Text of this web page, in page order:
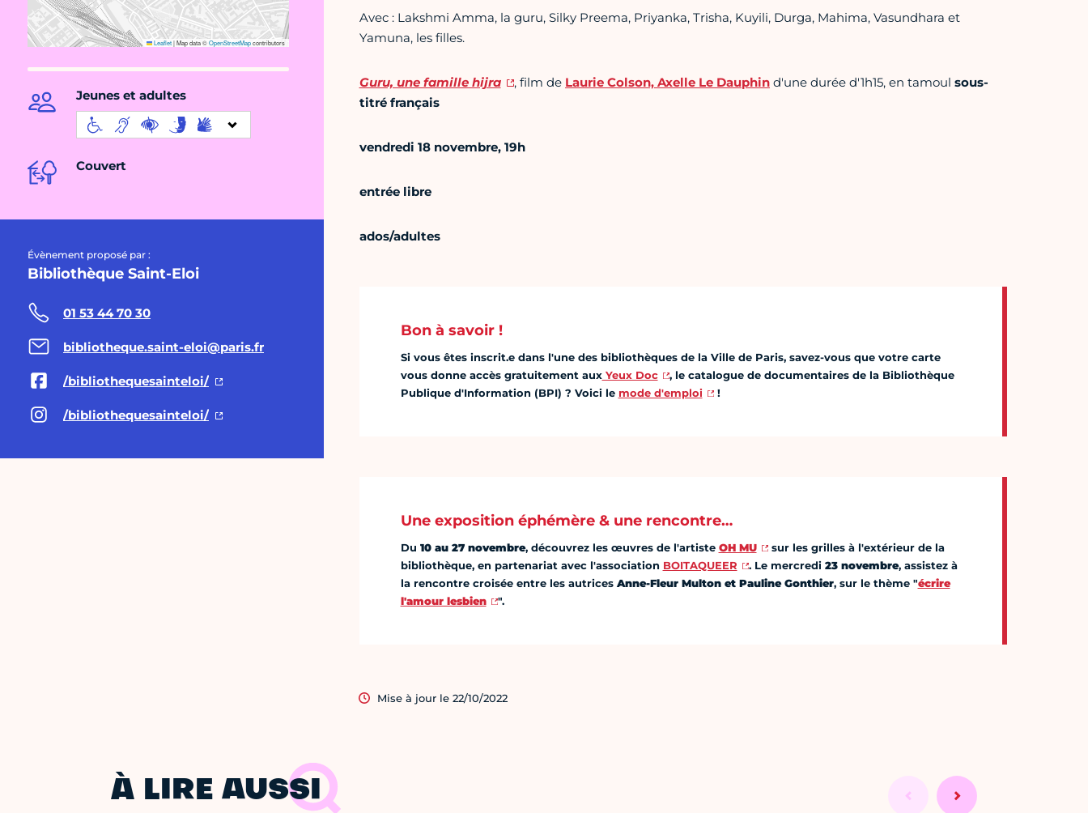
Leaflet|Map data ©OpenStreetMapcontributors
Jeunes et adultes
Couvert
Évènement proposé par :
Bibliothèque Saint-Eloi
01 53 44 70 30
bibliotheque.saint-eloi@paris.fr
/bibliothequesainteloi/
/bibliothequesainteloi/
Avec : Lakshmi Amma, la guru, Silky Preema, Priyanka, Trisha, Kuyili, Durga, Mahima, Vasundhara et
Yamuna, les filles.
Guru, une famille hijra , film de Laurie Colson,Axelle Le Dauphin d'une durée d'1h15, en tamoulsous-
titré français
vendredi 18 novembre, 19h
entrée libre
ados/adultes
Bon à savoir !
Si vous êtes inscrit.e dans l'une des bibliothèques de la Ville de Paris, savez-vous que votre carte
vous donne accès gratuitement auxYeux Doc
, le catalogue de documentaires de la Bibliothèque
Publique d'Information (BPI) ? Voici le mode d'emploi !
Une exposition éphémère & une rencontre…
Du 10 au 27 novembre, découvrez les œuvres de l'artiste OH MU
sur les grilles à l'extérieur de la
bibliothèque, en partenariat avec l'association BOITAQUEER . Le mercredi23 novembre, assistez à
la rencontre croisée entre les autrices Anne-Fleur Multon et Pauline Gonthier, sur le thème "écrire
l'amour lesbien
".
Mise à jour le 22/10/2022
À LIRE AUSSI